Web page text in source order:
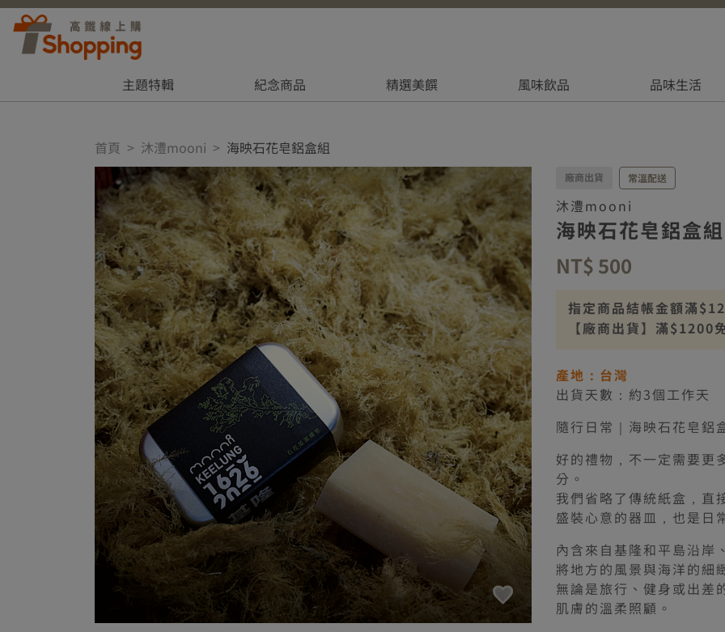
主題特輯 紀念商品 精選美饌 風味飲品 品味生活
首頁 沐澧mooni 海映石花皂鋁盒組
廠商出貨 常溫配送
沐澧mooni
海映石花皂鋁盒組
NT$ 500
指定商品結帳金額滿
【廠商出貨】滿$1200
產地：台灣
出貨天數：約3個工作天
隨行日常｜海映石花皂鋁
好的禮物，不一定需要更
分。
我們省略了傳統紙盒，直
盛裝心意的器皿，也是日
內含來自基隆和平島沿岸
將地方的風景與海洋的細
無論是旅行、健身或出差
肌膚的溫柔照顧。